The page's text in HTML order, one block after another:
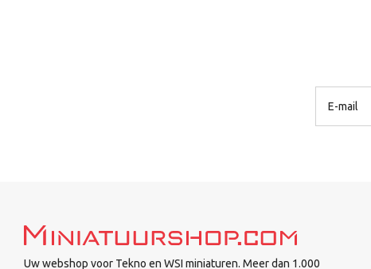
Uw webshop voor Tekno en WSI miniaturen. Meer dan 1.000